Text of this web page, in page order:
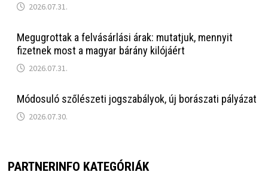
2026.07.31.
Megugrottak a felvásárlási árak: mutatjuk, mennyit
fizetnek most a magyar bárány kilójáért
2026.07.31.
Módosuló szőlészeti jogszabályok, új borászati pályázat
2026.07.30.
PARTNERINFO KATEGÓRIÁK